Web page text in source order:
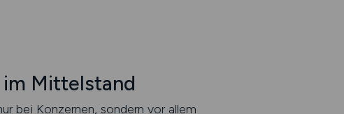
Mittelstand
bei Konzernen, sondern vor allem